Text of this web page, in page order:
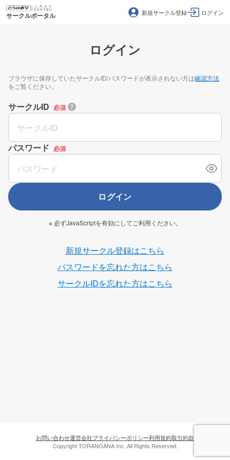
サークルポータル 新規サークル登録 ログイン
ログイン
ブラウザに保存していたサークルID/パスワードが表示されない方は確認方法
をご覧ください。
サークルID 必須
パスワード 必須
ログイン
※ 必ずJavaScriptを有効にしてご利用ください。
新規サークル登録はこちら
パスワードを忘れた方はこちら
サークルIDを忘れた方はこちら
お問い合わせ運営会社プライバシーポリシー利用規約取引約款
Copyright TORANOANA Inc, All Rights Reserved.